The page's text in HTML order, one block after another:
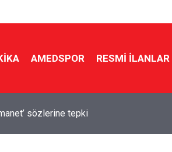
AMEDSPOR RESMI İLANLAR
sözlerine tepki